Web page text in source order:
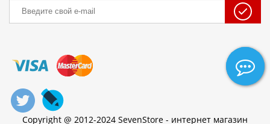
Copyright @ 2012-2024 SevenStore - интернет магазин